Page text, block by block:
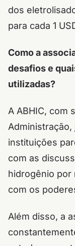
dos
para cada 1
Como a
desafios e
utilizadas?
A ABHIC, com
instituições
com as
hidrogênio por
com os
Além disso, a